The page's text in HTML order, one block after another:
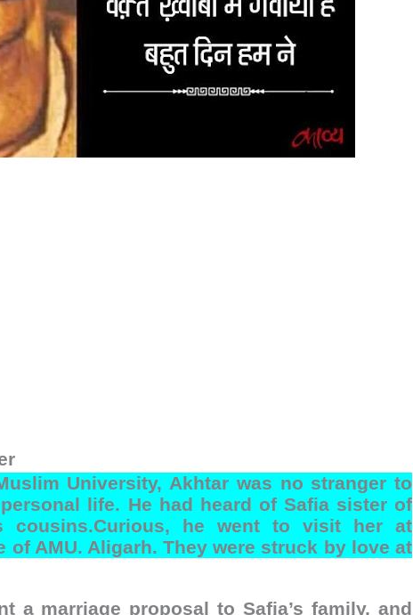
University, Akhtar was no stranger to
life. He had heard of Safia sister of
cousins.Curious, he went to visit her at
of AMU. Aligarh. They were struck by love at
a marriage proposal to Safia’s family, and